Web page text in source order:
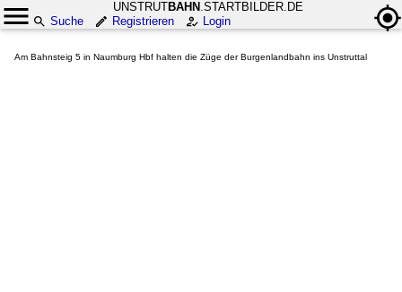
UNSTRUTBAHN .STARTBILDER.DE
Suche
Registrieren Login
Am Bahnsteig 5 in Naumburg Hbf halten die Züge der Burgenlandbahn ins Unstruttal